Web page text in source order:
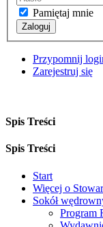
Pamiętaj mnie
Zaloguj
Przypomnij
Zarejestruj się
Spis Treści
Spis Treści
Start
Więcej o
Sokół
Program